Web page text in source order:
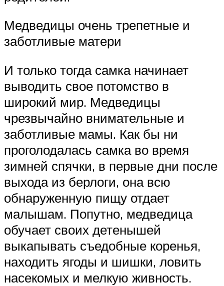
Медведицы очень трепетные и
заботливые матери
И только тогда самка начинает
выводить свое потомство в
широкий мир. Медведицы
чрезвычайно внимательные и
заботливые мамы. Как бы ни
проголодалась самка во время
зимней спячки, в первые дни после
выхода из берлоги, она всю
обнаруженную пищу отдает
малышам. Попутно, медведица
обучает своих детенышей
выкапывать съедобные коренья,
находить ягоды и шишки, ловить
насекомых и мелкую живность.